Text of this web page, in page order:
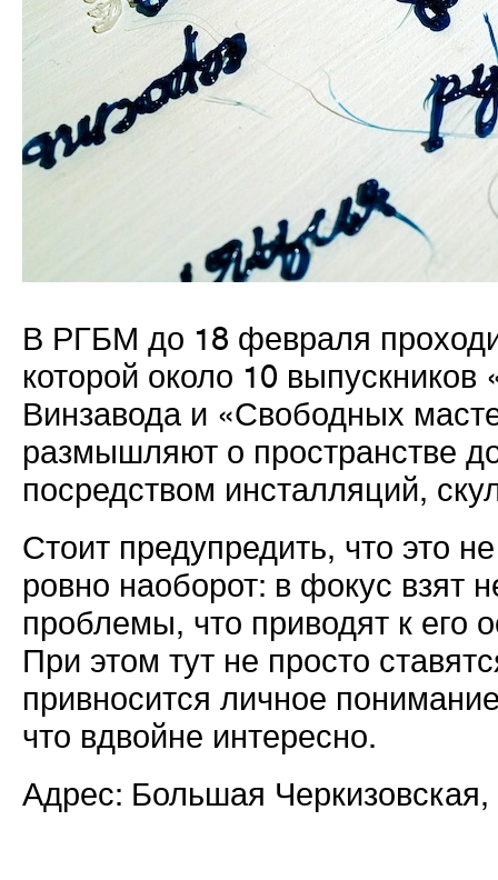
В РГБМ до 18 февраля
которой около 10
Винзавода и «Свободных
размышляют о пространстве
посредством инсталляций,
Стоит предупредить, что это
ровно наоборот: в фокус взят
проблемы, что приводят к
При этом тут не просто
привносится личное
что вдвойне интересно.
Адрес: Большая Черкизовская,